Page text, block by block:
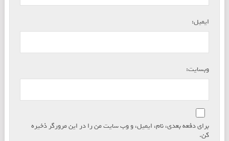
ایمیل:
وبسایت:
برای دفعه بعدی، نام، ایمیل، و وب سایت من را در این مرورگر ذخیره
کن.